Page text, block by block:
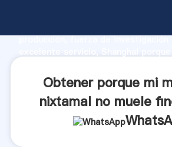
producción, fuerza de investigación
aporta valores a todos los clientes.
Obtener porque mi
nixtamal no muele